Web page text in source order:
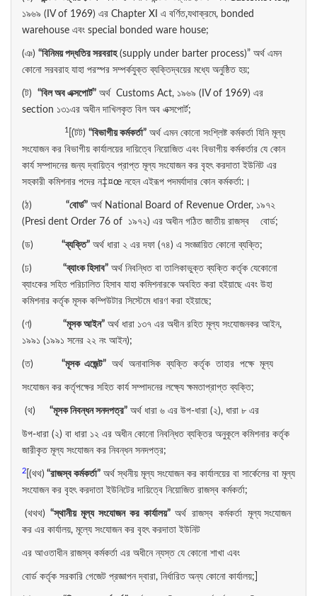
১৯৬৯ (IV of 1969) এর Chapter XI এ বর্ণিত,যথাক্রমে, bonded
warehouse এবং special bonded ware house;
(ঞ) “বিনিময়পদ্ধতির সরবরাহ(supply under barter process)” অর্থ এমন
কোনো সরবরাহ যাহা পরস্পর সম্পর্কযুক্ত ব্যক্তিদ্বয়ের মধ্যে অনুষ্ঠিত হয়;
(ট) “বিলঅব এক্সপোর্ট” অর্থ Customs Act, ১৯৬৯ (IV of 1969) এর
section ১৩১এর অধীন দাখিলকৃত বিল অব এক্সপোর্ট;
1 [(টট) “বিভাগীয়কর্মকর্তা” অর্থ এমন কোনো সংশ্লিষ্ট কর্মকর্তা যিনি মূল্য
সংযোজন কর বিভাগীয় কার্যালয়ের দায়িত্বে নিয়োজিত এবং বিভাগীয় কর্মকর্তার যে কোন
কার্য সম্পাদনের জন্য দ্বায়িত্ব প্রাপ্ত মূল্য সংযোজন কর বৃহৎ করদাতা ইউনিট এর
সহকারী কমিশনার পদের ন‡¤œ নহেন এইরূপ পদমর্যাদার কোন কর্মকর্তা:।
(ঠ) “বোর্ড” অর্থ National Board of Revenue Order, ১৯৭২
(Presi dent Order 76 of ১৯৭২) এর অধীন গঠিত জাতীয় রাজস্ব বোর্ড;
(ড) “ব্যক্তি” অর্থ ধারা ২ এর দফা (৭৪) এ সংজ্ঞায়িত কোনো ব্যক্তি;
(ঢ) “ব্যাংকহিসাব” অর্থ নিবন্ধিত বা তালিকাভুক্ত ব্যক্তি কর্তৃক যেকোনো
ব্যাংকের সহিত পরিচালিত হিসাব যাহা কমিশনারকে অবহিত করা হইয়াছে এবং উহা
কমিশনার কর্তৃক মূসক কম্পিউটার সিস্টেমে ধারণ করা হইয়াছে;
(ণ) “মূসকআইন” অর্থ ধারা ১৩৭ এর অধীন রহিত মূল্য সংযোজনকর আইন,
১৯৯১ (১৯৯১ সনের ২২ নং আইন);
(ত) “মূসক এজেন্ট” অর্থ অনাবাসিক ব্যক্তি কর্তৃক তাহার পক্ষে মূল্য
সংযোজন কর কর্তৃপক্ষের সহিত কার্য সম্পাদনের লক্ষ্যে ক্ষমতাপ্রাপ্ত ব্যক্তি;
(থ) “মূসকনিবন্ধনসনদপত্র” অর্থ ধারা ৬ এর উপ-ধারা (২), ধারা ৮ এর
উপ-ধারা (২) বা ধারা ১২ এর অধীন কোনো নিবন্ধিত ব্যক্তির অনুকূলে কমিশনার কর্তৃক
জারীকৃত মূল্য সংযোজন কর নিবন্ধন সনদপত্র;
2 [(থথ) “রাজস্ব কর্মকর্তা” অর্থ স্থনীয় মূল্য সংযোজন কর কার্যালয়ের বা সার্কেলের বা মূল্য
সংযোজন কর বৃহৎ করদাতা ইউনিটের দায়িত্বে নিয়োজিত রাজস্ব কর্মকর্তা;
(থথথ) “স্থানীয় মূল্য সংযোজন কর কার্যালয়” অর্থ রাজস্ব কর্মকর্তা মূল্য সংযোজন
কর এর কার্যালয়, মূল্যে সংযোজন কর বৃহৎ করদাতা ইউনিট
এর আওতাধীন রাজস্ব কর্মকর্তা এর অধীনে ন্যস্ত যে কোনো শাখা এবং
বোর্ড কর্তৃক সরকারি গেজেট প্রজ্ঞাপন দ্বারা, নির্ধারিত অন্য কোনো কার্যালয়;]